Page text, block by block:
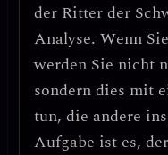
der Ritter der
Analyse. Wenn
werden Sie nicht
sondern dies mit
tun, die andere
Aufgabe ist es,